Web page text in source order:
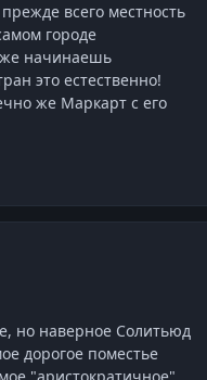
всего местность
городе
начинаешь
это естественно!
же Маркарт с его
но наверное Солитьюд
дорогое поместье